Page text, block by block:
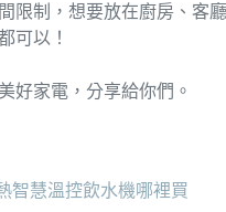
限制，想要放在廚房、客
可以！
好家電，分享給你們。
智慧溫控飲水機哪裡買